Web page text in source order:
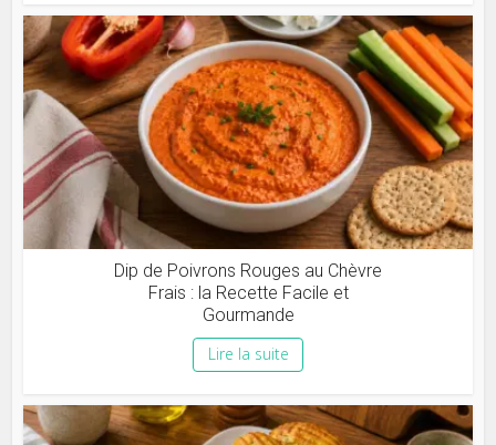
Dip de Poivrons Rouges au Chèvre
Frais : la Recette Facile et
Gourmande
Lire la suite